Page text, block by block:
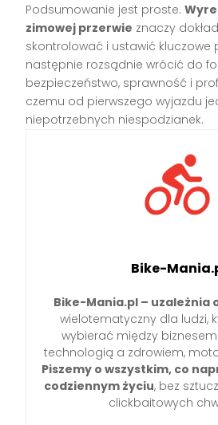
Podsumowanie jest proste.
zimowej przerwie znaczy
skontrolować i ustawić kluczowe
następnie rozsądnie wrócić do
bezpieczeństwo, sprawność i
czemu od pierwszego wyjazdu
niepotrzebnych niespodzianek.
Bike-
Bike-Mania.pl – uzależnia
wielotematyczny dla ludzi,
wybierać między biznesem
technologią a zdrowiem,
Piszemy o wszystkim, co
codziennym życiu, bez
clickbaitowych